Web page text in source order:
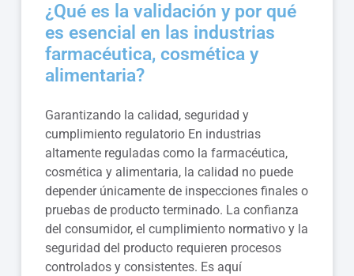
¿Qué es la validación y por qué
es esencial en las industrias
farmacéutica, cosmética y
alimentaria?
Garantizando la calidad, seguridad y
cumplimiento regulatorio En industrias
altamente reguladas como la farmacéutica,
cosmética y alimentaria, la calidad no puede
depender únicamente de inspecciones finales o
pruebas de producto terminado. La confianza
del consumidor, el cumplimiento normativo y la
seguridad del producto requieren procesos
controlados y consistentes. Es aquí